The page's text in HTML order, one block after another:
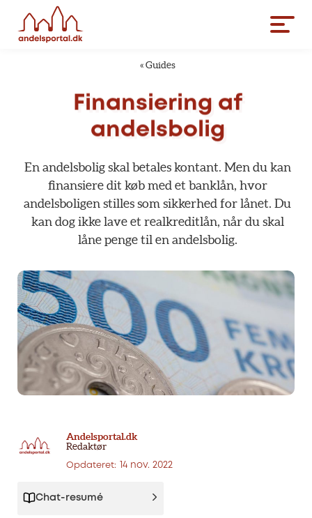
«Guides
Finansiering af
andelsbolig
En andelsbolig skal betales kontant. Men du kan
finansiere dit køb med et banklån, hvor
andelsboligen stilles som sikkerhed for lånet. Du
kan dog ikke lave et realkreditlån, når du skal
låne penge til en andelsbolig.
Andelsportal.dk
Redaktør
Opdateret: 14 nov. 2022
Chat-resumé